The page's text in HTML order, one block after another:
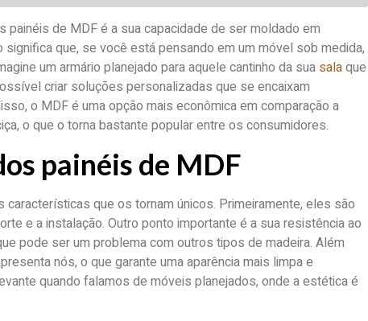
painéis de MDF é a sua capacidade de ser moldado em
que, se você está pensando em um móvel sob medida,
um armário planejado para aquele cantinho da sua salaque
criar soluções personalizadas que se encaixam
o MDF é uma opção mais econômica em comparação a
o que o torna bastante popular entre os consumidores.
painéis de MDF
que os tornam únicos. Primeiramente, eles são
e a instalação. Outro ponto importante é a sua resistência ao
pode ser um problema com outros tipos de madeira. Além
nós, o que garante uma aparência mais limpa e
quando falamos de móveis planejados, onde a estética é